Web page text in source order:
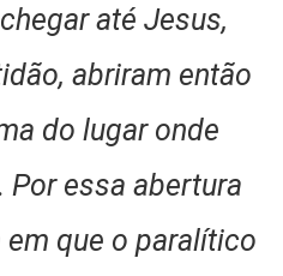
até Jesus,
abriram então
do lugar onde
Por essa abertura
que o paralítico